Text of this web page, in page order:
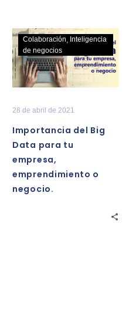
Importancia
Big
Data
tu
emprendimiento
Colaboración
Inteligencia
de negocios
28 de abril de 2021
Importancia del Big
Data para tu
empresa,
emprendimiento o
negocio.